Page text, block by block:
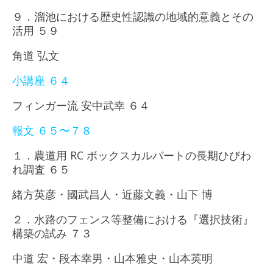
９．溜池における歴史性認識の地域的意義とその
活用 ５９
角道 弘文
小講座 ６４
フィンガー流 安中武幸 ６４
報文 ６５〜７８
１．農道用 RC ボックスカルバートの長期ひびわ
れ調査 ６５
緒方英彦・國武昌人・近藤文義・山下 博
２．水路のフェンス等整備における『選択技術』
構築の試み ７３
中道 宏・段本幸男・山本雅史・山本英明